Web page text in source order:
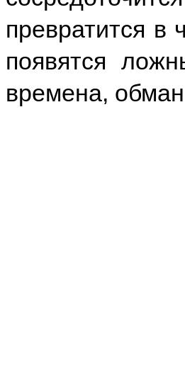
превратится в
появятся
времена,